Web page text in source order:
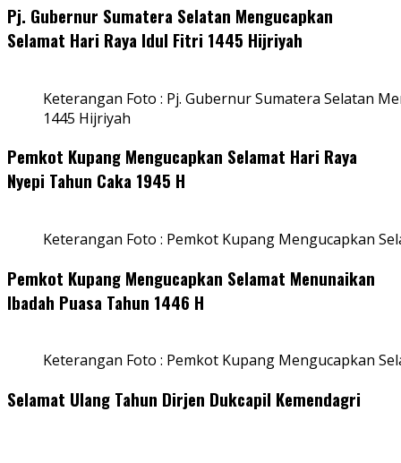
Pj. Gubernur Sumatera Selatan Mengucapkan
Selamat Hari Raya Idul Fitri 1445 Hijriyah
Keterangan Foto : Pj. Gubernur Sumatera Selatan
1445 Hijriyah
Pemkot Kupang Mengucapkan Selamat Hari Raya
Nyepi Tahun Caka 1945 H
Keterangan Foto : Pemkot Kupang Mengucapkan
Pemkot Kupang Mengucapkan Selamat Menunaikan
Ibadah Puasa Tahun 1446 H
Keterangan Foto : Pemkot Kupang Mengucapkan
Selamat Ulang Tahun Dirjen Dukcapil Kemendagri